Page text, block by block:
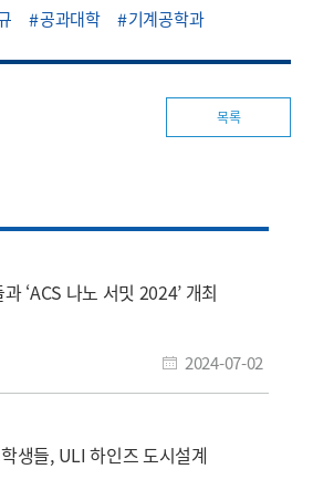
공과대학 기계공학과
목록
세계적 나노 석학들과 ‘ACS 나노 서밋 2024’ 개최
2024-07-02
생들, ULI 하인즈 도시설계